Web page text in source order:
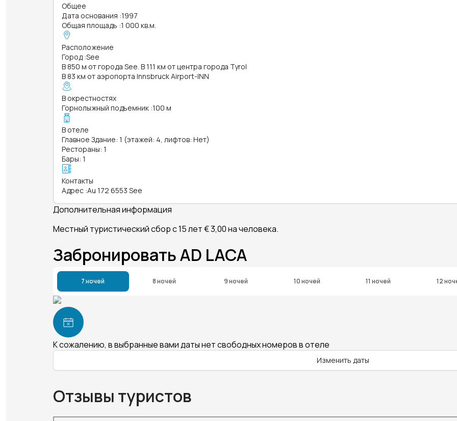
Общее
Дата основания :1997
Общая площадь :1 000 кв.м.
Расположение
Город :See
В 850 м от города See. В 111 км от центра города Tyrol
В 83 км от аэропорта Innsbruck Airport-INN
В окрестностях
Горнолыжный подъемник :100 м
В отеле
Главное Здание: 1 (этажей: 4, лифтов: Нет)
Рестораны: 1
Бары: 1
Контакты
Адрес :Au 172 6553 See
Дополнительная информация
Местный туристический сбор с 15 лет € 3,00 на человека.
Забронировать AD LACA
7 ночей 8 ночей 9 ночей 10 ночей 11 ночей 12
К сожалению, в выбранные вами даты нет свободных номеров в отеле
Изменить даты
Отзывы туристов